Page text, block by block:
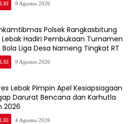
9 Agustus 2026
Polsek Rangkasbitung
Lebak Hadiri Pembukaan Turnamen
Bola Liga Desa Nameng Tingkat RT
9 Agustus 2026
Lebak Pimpin Apel Kesiapsiagaan
Darurat Bencana dan Karhutla
2026
4 Agustus 2026